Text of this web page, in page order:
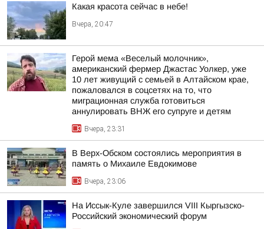
Какая красота сейчас в небе!
Вчера, 20:47
Герой мема «Веселый молочник»,
американский фермер Джастас Уолкер, уже
10 лет живущий с семьей в Алтайском крае,
пожаловался в соцсетях на то, что
миграционная служба готовиться
аннулировать ВНЖ его супруге и детям
Вчера, 23:31
В Верх-Обском состоялись мероприятия в
память о Михаиле Евдокимове
Вчера, 23:06
На Иссык-Куле завершился VIII Кыргызско-
Российский экономический форум